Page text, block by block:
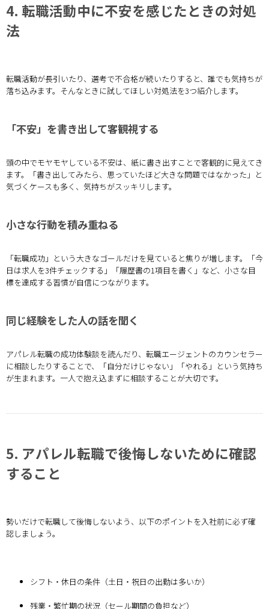
4. 転職活動中に不安を感じたときの対処
法
転職活動が長引いたり、選考で不合格が続いたりすると、誰でも気持ちが
落ち込みます。そんなときに試してほしい対処法を3つ紹介します。
「不安」を書き出して客観視する
頭の中でモヤモヤしている不安は、紙に書き出すことで客観的に見えてき
ます。「書き出してみたら、思っていたほど大きな問題ではなかった」と
気づくケースも多く、気持ちがスッキリします。
小さな行動を積み重ねる
「転職成功」という大きなゴールだけを見ていると焦りが増します。「今
日は求人を3件チェックする」「履歴書の1項目を書く」など、小さな目
標を達成する習慣が自信につながります。
同じ経験をした人の話を聞く
アパレル転職の成功体験談を読んだり、転職エージェントのカウンセラー
に相談したりすることで、「自分だけじゃない」「やれる」という気持ち
が生まれます。一人で抱え込まずに相談することが大切です。
5. アパレル転職で後悔しないために確認
すること
勢いだけで転職して後悔しないよう、以下のポイントを入社前に必ず確
認しましょう。
シフト・休日の条件（土日・祝日の出勤は多いか）
残業・繁忙期の状況（セール期間の負担など）